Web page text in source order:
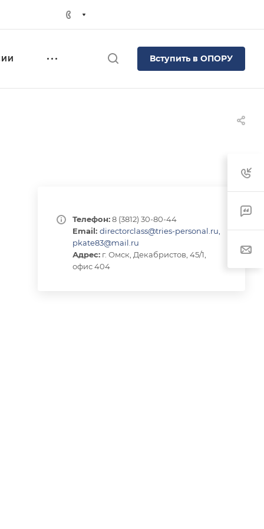
Вступить в ОПОРУ
Телефон:8 (3812) 30-80-44
Email: directorclass@tries-personal.ru,
pkate83@mail.ru
Адрес: г. Омск, Декабристов, 45/1,
офис 404